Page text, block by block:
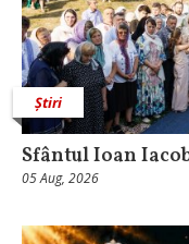
Știri
Sfântul Ioan
05 Aug, 2026